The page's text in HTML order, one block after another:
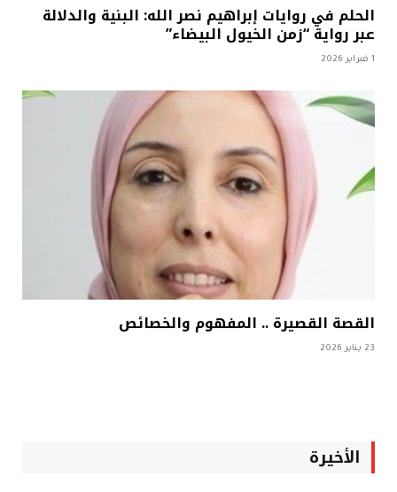
الحلم في روايات إبراهيم نصر الله: البنية والدلالة
عبر رواية “زمن الخيول البيضاء”
1 فبراير 2026
القصة القصيرة .. المفهوم والخصائص
23 يناير 2026
الأخيرة